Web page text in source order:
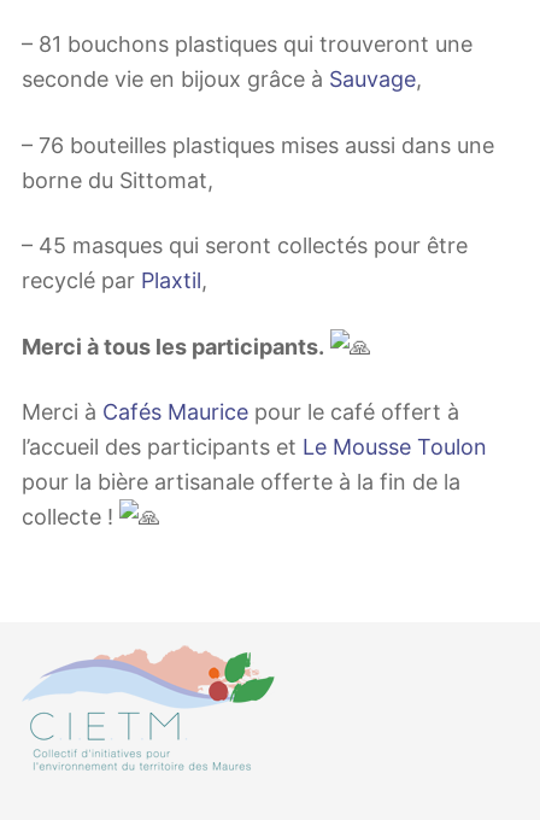
– 81 bouchons plastiques qui trouveront une
seconde vie en bijoux grâce à Sauvage,
– 76 bouteilles plastiques mises aussi dans une
borne du Sittomat,
– 45 masques qui seront collectés pour être
recyclé par Plaxtil,
Merci à tous les participants.
Merci à Cafés Maurice pour le café offert à
l’accueil des participants et Le Mousse Toulon
pour la bière artisanale offerte à la fin de la
collecte !